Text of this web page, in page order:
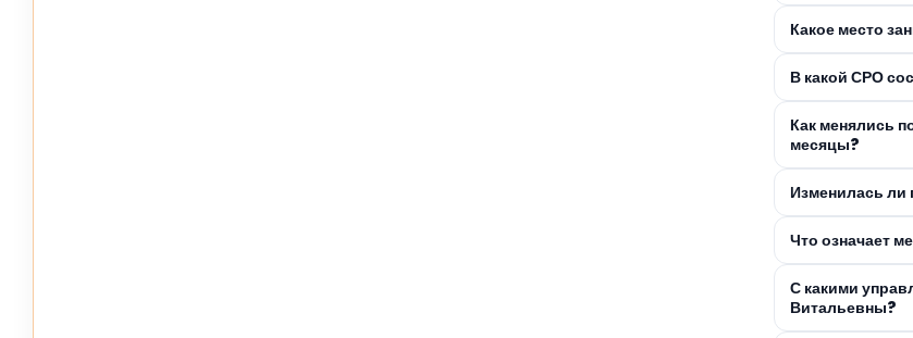
Какое место
В какой СРО
Как менялись
месяцы?
Изменилась ли
Что означает
С какими
Витальевны?